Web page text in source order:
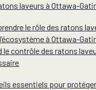
laveurs à Ottawa-
le rôle des ratons
à Ottawa-
le contrôle des ratons
essentiels pour